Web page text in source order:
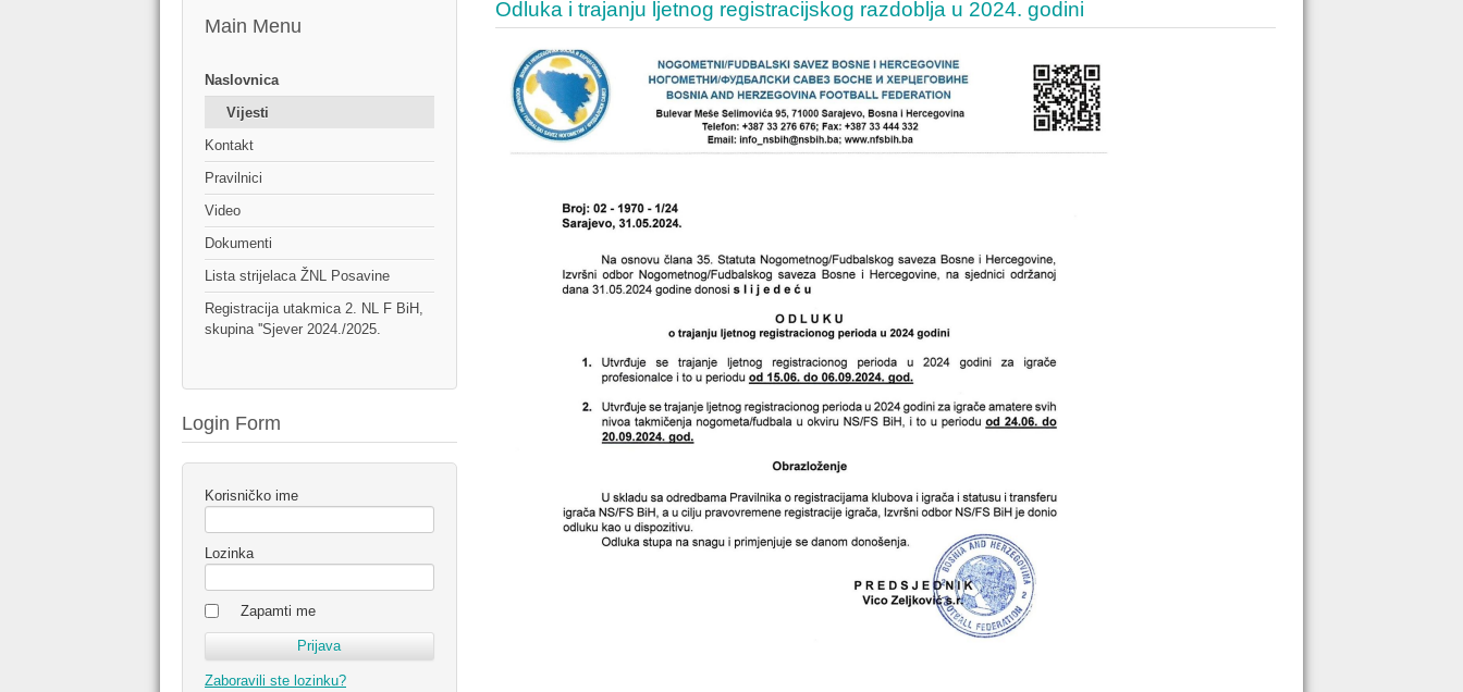
Main Menu
Naslovnica
Vijesti
Kontakt
Pravilnici
Video
Dokumenti
Lista strijelaca ŽNL Posavine
Registracija utakmica 2. NL F BiH,
skupina ''Sjever 2024./2025.
Login Form
Korisničko ime
Lozinka
Zapamti me
Zaboravili ste lozinku?
Odluka i trajanju ljetnog registracijskog razdoblja u 2024. godini